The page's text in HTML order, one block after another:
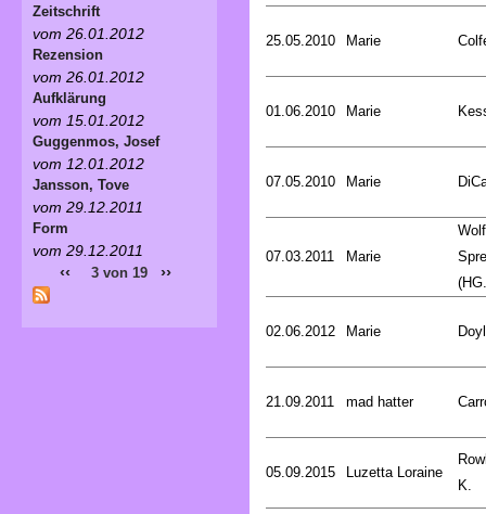
25.05.2010 Marie
01.06.2010 Marie
07.05.2010 Marie
07.03.2011 Marie
02.06.2012 Marie
21.09.2011 mad hatter
05.09.2015 Luzetta Loraine
K.
Zeitschrift
vom 26.01.2012
Rezension
vom 26.01.2012
Aufklärung
vom 15.01.2012
Guggenmos, Josef
vom 12.01.2012
Jansson, Tove
vom 29.12.2011
Form
vom 29.12.2011
‹‹ 3 von 19 ››